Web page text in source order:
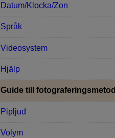
Datum/Klocka/Zon
Språk
Videosystem
Hjälp
Guide till fotograferingsmetod
Pipljud
Volym